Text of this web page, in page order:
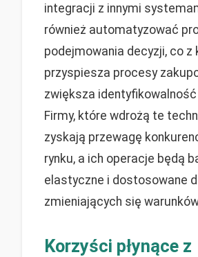
integracji z innymi
również automatyzować
podejmowania decyzji, co z
przyspiesza procesy
zwiększa
Firmy, które wdrożą te
zyskają przewagę
rynku, a ich operacje będą
elastyczne i dostosowane
zmieniających się
Korzyści płynące z